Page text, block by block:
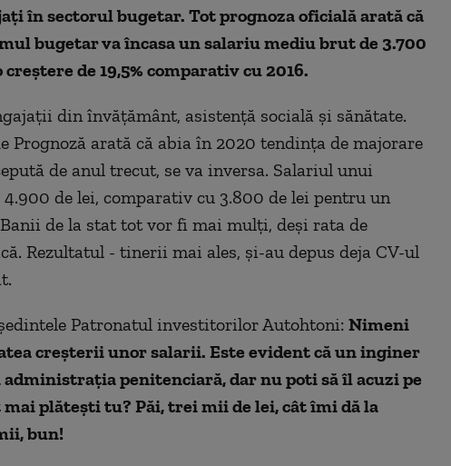
în sectorul bugetar. Tot prognoza oficială arată că
bugetar va încasa un salariu mediu brut de 3.700
de 19,5% comparativ cu 2016.
din învăţământ, asistenţă socială şi sănătate.
Prognoză arată că abia în 2020 tendinţa de majorare
de anul trecut, se va inversa. Salariul unui
de lei, comparativ cu 3.800 de lei pentru un
de la stat tot vor fi mai mulţi, deşi rata de
Rezultatul - tinerii mai ales, şi-au depus deja CV-ul
Patronatul investitorilor Autohtoni: Nimeni
creşterii unor salarii. Este evident că un inginer
administrația penitenciară, dar nu poti să îl acuzi pe
mai plătești tu? Păi, trei mii de lei, cât îmi dă la
bun!